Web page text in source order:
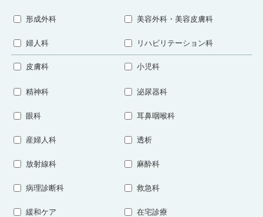
形成外科 美容外科・美容皮膚科
婦人科 リハビリテーション科
皮膚科 小児科
精神科 泌尿器科
眼科 耳鼻咽喉科
産婦人科 透析
放射線科 麻酔科
病理診断科 救急科
緩和ケア 在宅診療